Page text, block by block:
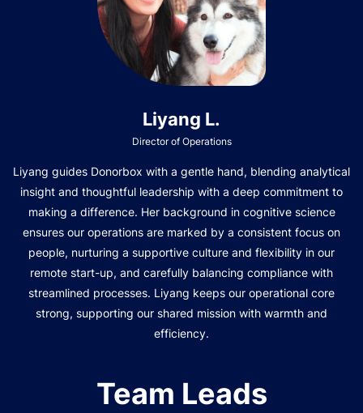
Liyang L.
Director of Operations
Liyang guides Donorbox with a gentle hand, blending analytical
insight and thoughtful leadership with a deep commitment to
making a difference. Her background in cognitive science
ensures our operations are marked by a consistent focus on
people, nurturing a supportive culture and flexibility in our
remote start-up, and carefully balancing compliance with
streamlined processes. Liyang keeps our operational core
strong, supporting our shared mission with warmth and
efficiency.
Team Leads